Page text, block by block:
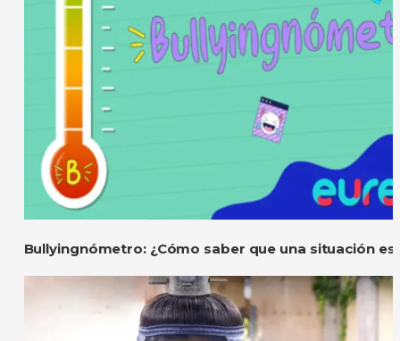
Bullyingnómetro: ¿Cómo saber que una situación es